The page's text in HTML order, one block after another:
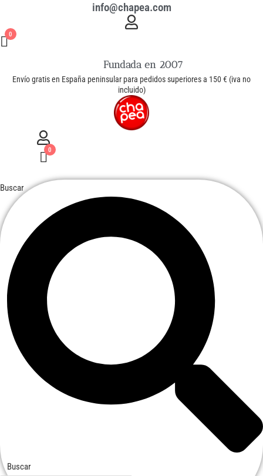
info@chapea.com
0
Fundada en 2007
Envío gratis en España peninsular para pedidos superiores a 150 € (iva no
incluido)
0
Buscar
Buscar